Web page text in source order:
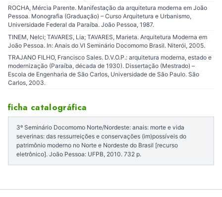
ROCHA, Mércia Parente. Manifestação da arquitetura moderna em João
Pessoa. Monografia (Graduação) – Curso Arquitetura e Urbanismo,
Universidade Federal da Paraíba. João Pessoa, 1987.
TINEM, Nelci; TAVARES, Lia; TAVARES, Marieta. Arquitetura Moderna em
João Pessoa. In: Anais do VI Seminário Docomomo Brasil. Niterói, 2005.
TRAJANO FILHO, Francisco Sales. D.V.O.P.: arquitetura moderna, estado e
modernização (Paraíba, década de 1930). Dissertação (Mestrado) –
Escola de Engenharia de São Carlos, Universidade de São Paulo. São
Carlos, 2003.
ficha catalográfica
3º Seminário Docomomo Norte/Nordeste: anais: morte e vida
severinas: das ressurreições e conservações (im)possíveis do
patrimônio moderno no Norte e Nordeste do Brasil [recurso
eletrônico]. João Pessoa: UFPB, 2010. 732 p.